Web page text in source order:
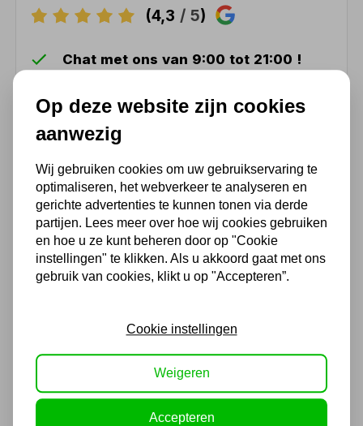
(4,3 / 5)
Chat met ons van 9:00 tot 21:00 !
verzonden
(Technische) Vragen ? Bel ons +31
548 51 75 75
1.500 m2 winkel in Rijssen !
Twents familiebedrijf sinds 1992 !
Ook handig
CAM 100/25
349,69
289,00 excl. BTW
Op deze website zijn cookies
aanwezig
Wij gebruiken cookies om uw gebruikservaring te
optimaliseren, het webverkeer te analyseren en
gerichte advertenties te kunnen tonen via derde
partijen. Lees meer over hoe wij cookies gebruiken
en hoe u ze kunt beheren door op "Cookie
instellingen" te klikken. Als u akkoord gaat met ons
gebruik van cookies, klikt u op "Accepteren”.
Cookie instellingen
Weigeren
Accepteren